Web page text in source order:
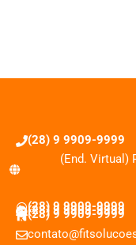
(28) 9 9909-9999
(End. Virtual)
(28) 9 9909-9999
(28) 9 9909-9999
(28) 9 9909-9999